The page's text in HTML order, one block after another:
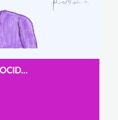
DESCONFÍA DE LOS DESCONOCIDOS